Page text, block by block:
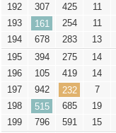
192 307 425 11
193 161 254 11
194 678 283 13
195 394 275 14
196 105 419 14
197 942 232 7
198 515 685 19
199 796 591 15